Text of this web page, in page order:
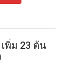
พิ่ม 23 ต้น